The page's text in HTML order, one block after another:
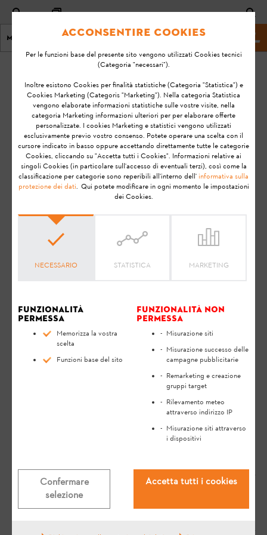
Menu Sito web STIHL
BATTERIE
FAQ - BATTERIE STIHL
Qui puoi trovare le informazioni di base riguardo alle
batterie STIHL. Trovi maggiori approfondimenti sui
gestione della ricarica nell'apposita categoria.
Cosa significano i modelli luci a LED
posti sulla batteria STIHL?
Qual è la durata delle batterie?
Acconsentire Cookies
Per le funzioni base del presente sito vengono utilizzati Cookies tecnici
(Categoria "necessari").
Inoltre esistono Cookies per finalità statistiche (Categoria "Statistica") e
Cookies Marketing (Categoris "Marketing"). Nella categoria Statistica
vengono elaborate informazioni statistiche sulle vostre visite, nella
categoria Marketing informazioni ulteriori per per elaborare offerte
personalizzate. I cookies Marketing e statistici vengono utilizzati
esclusivamente previo vostro consenso. Potete operare una scelta con il
cursore indicato in basso oppure accettando direttamente tutte le categorie
Cookies, cliccando su "Accetta tutti i Cookies". Informazioni relative ai
singoli Cookies (in particolare sull'accesso di eventuali terzi), così come la
classificazione per categorie sono reperibili all'interno dell' informativa sulla
protezione dei dati. Qui potete modificare in ogni momento le impostazioni
dei Cookies.
NECESSARIO STATISTICA MARKETING
Funzionalità
permessa
Memorizza la vostra
scelta
Funzioni base del sito
Funzionalità non
permessa
Misurazione siti
Misurazione successo delle
campagne pubblicitarie
Remarketing e creazione
gruppi target
Rilevamento meteo
attraverso indirizzo IP
Misurazione siti attraverso
i dispositivi
Confermare
selezione
Accetta tutti i cookies